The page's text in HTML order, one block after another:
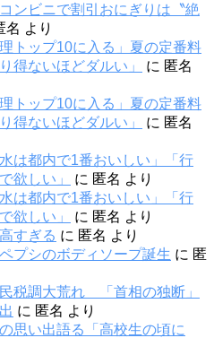
ンビニで割引おにぎりは〝絶
名 より
トップ10に入る」夏の定番料
ないほどダルい」
に 匿名
トップ10に入る」夏の定番料
ないほどダルい」
に 匿名
は都内で1番おいしい」「行
欲しい」
に 匿名 より
は都内で1番おいしい」「行
欲しい」
に 匿名 より
すぎる に 匿名 より
プシのボディソープ誕生 に 匿
税調大荒れ 「首相の独断」
に 匿名 より
思い出語る「高校生の頃に